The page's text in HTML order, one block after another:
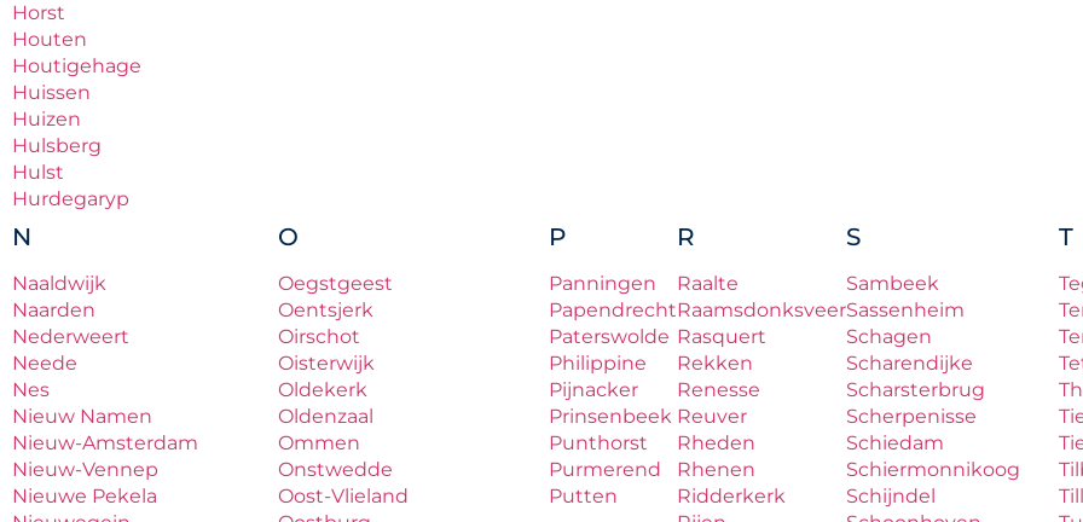
Horst
Houten
Houtigehage
Huissen
Huizen
Hulsberg
Hulst
Hurdegaryp
N
Naaldwijk
Naarden
Nederweert
Neede
Nes
Nieuw Namen
Nieuw-Amsterdam
Nieuw-Vennep
Nieuwe Pekela
O
Oegstgeest
Oentsjerk
Oirschot
Oisterwijk
Oldekerk
Oldenzaal
Ommen
Onstwedde
Oost-Vlieland
P
Panningen
Papendrecht
Paterswolde
Philippine
Pijnacker
Prinsenbeek
Punthorst
Purmerend
Putten
R
Raalte
Raamsdonksveer
Rasquert
Rekken
Renesse
Reuver
Rheden
Rhenen
Ridderkerk
S
Sambeek
Sassenheim
Schagen
Scharendijke
Scharsterbrug
Scherpenisse
Schiedam
Schiermonnikoog
Schijndel
T